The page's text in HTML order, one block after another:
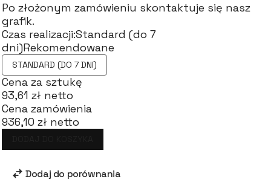
Po złożonym zamówieniu skontaktuje się nasz
grafik.
Czas realizacji:Standard (do 7
dni)Rekomendowane
STANDARD (DO 7 DNI)
Cena za sztukę
93,61 zł netto
Cena zamówienia
936,10 zł netto
Dodaj do porównania